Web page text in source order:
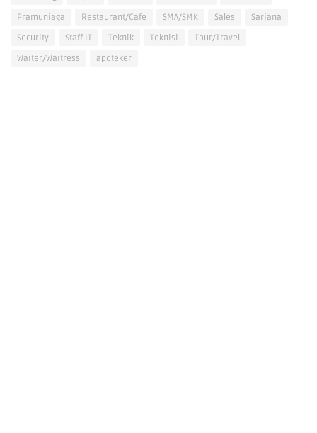
Pramuniaga
Restaurant/Cafe SMA/SMK Sales
Sarjana
Security
Staff IT Teknik Teknisi
Tour/Travel
Waiter/Waitress
apoteker